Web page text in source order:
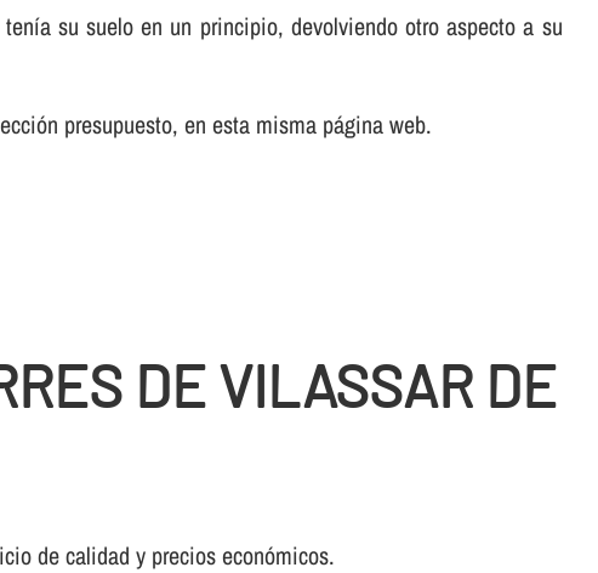
su suelo en un principio, devolviendo otro aspecto a su
presupuesto, en esta misma página web.
DE VILASSAR DE
de calidad y precios económicos.